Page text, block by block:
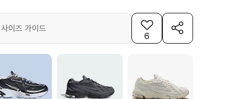
사이즈 가이드
6